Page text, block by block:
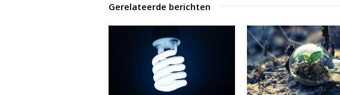
Gerelateerde berichten